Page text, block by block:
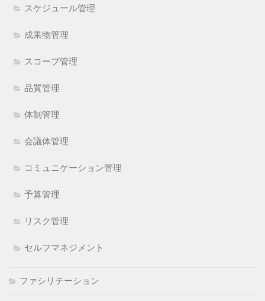
スケジュール管理
成果物管理
スコープ管理
品質管理
体制管理
会議体管理
コミュニケーション管理
予算管理
リスク管理
セルフマネジメント
ファシリテーション